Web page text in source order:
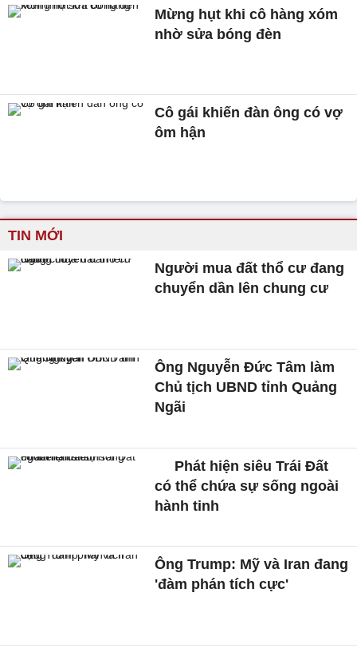
Mừng hụt khi cô hàng xóm
nhờ sửa bóng đèn
Cô gái khiến đàn ông có vợ
ôm hận
TIN MỚI
Người mua đất thổ cư đang
chuyển dần lên chung cư
Ông Nguyễn Đức Tâm làm
Chủ tịch UBND tỉnh Quảng
Ngãi
Phát hiện siêu Trái Đất
có thể chứa sự sống ngoài
hành tinh
Ông Trump: Mỹ và Iran đang
'đàm phán tích cực'